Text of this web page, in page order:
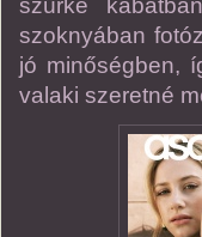
szürke
szoknyában
jó minőségben,
valaki szeretné